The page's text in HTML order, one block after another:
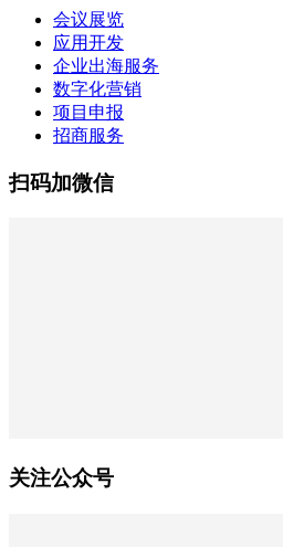
会议展览
应用开发
企业出海服务
数字化营销
项目申报
招商服务
扫码加微信
关注公众号